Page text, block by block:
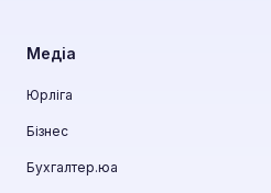
Медіа
Юрліга
Бізнес
Бухгалтер.юа